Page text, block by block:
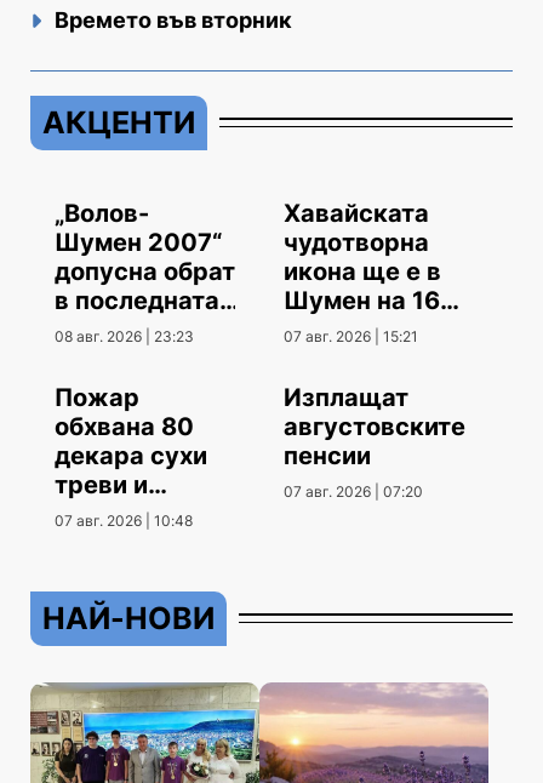
Времето във вторник
АКЦЕНТИ
„Волов-
Шумен 2007“
допусна обрат
в последната
контрола
08 авг. 2026 | 23:23
Хавайската
чудотворна
икона ще е в
Шумен на 16
август
07 авг. 2026 | 15:21
Пожар
обхвана 80
декара сухи
треви и
храсти
07 авг. 2026 | 10:48
Изплащат
августовските
пенсии
07 авг. 2026 | 07:20
НАЙ-НОВИ